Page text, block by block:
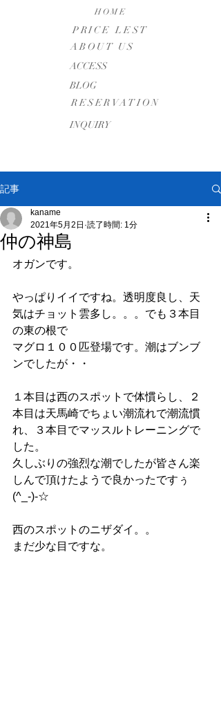
HOME
PRICE LEST
ABOUT US
​ACCESS
BLOG
RESERVATION
INQUIRY
記事
仲の神島
kaname
2021年5月2日 読了時間: 1分
オガンです。
やっぱりイイですね。透明度良し、天
気はチョット雲多し。。。でも３本目
の東の根で
マグロ１００匹登場です。潮はブンブ
ンでしたが・・
１本目は西のスポットで体慣らし、２
本目は天馬崎でちょい潮流れで潮流慣
れ、３本目でマッスルトレーニングで
した。
久しぶりの強烈な潮でしたが皆さん楽
しんで頂けたようで良かったですぅ
(^_-)-☆
西のスポットのニザダイ。。
まだ少な目ですな。